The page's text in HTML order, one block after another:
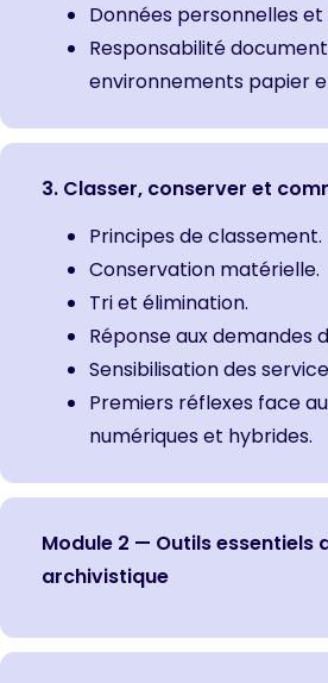
Données personnelles et
Responsabilité
environnements papier
3. Classer, conserver et
Principes de classement.
Conservation matérielle.
Tri et élimination.
Réponse aux demandes
Sensibilisation des
Premiers réflexes face
numériques et hybrides.
Module 2 — Outils essentiels
archivistique